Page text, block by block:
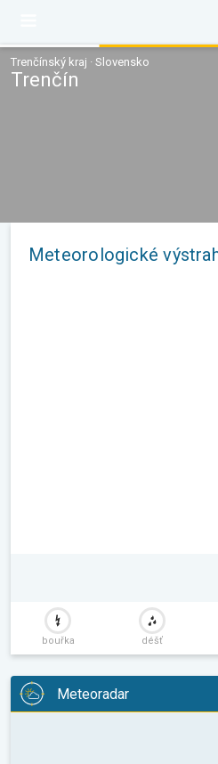
Trenčínský kraj · Slovensko
Trenčín
Meteorologické
bouřka déšť
Meteoradar